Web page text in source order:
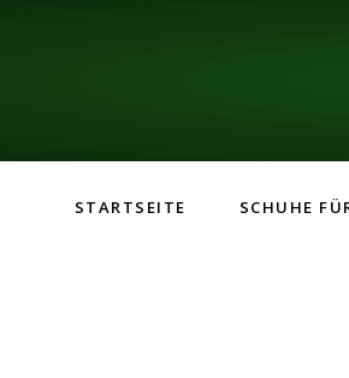
STARTSEITE SCHUHE